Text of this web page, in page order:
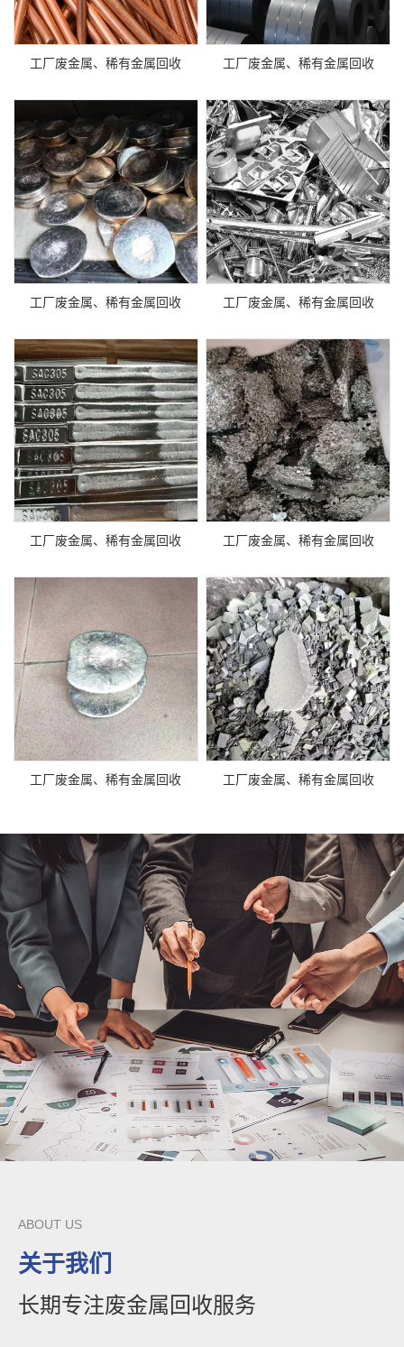
工厂废金属、稀有金属回收 工厂废金属、稀有金属回收
工厂废金属、稀有金属回收 工厂废金属、稀有金属回收
工厂废金属、稀有金属回收 工厂废金属、稀有金属回收
工厂废金属、稀有金属回收 工厂废金属、稀有金属回收
ABOUT US
关于我们
长期专注废金属回收服务